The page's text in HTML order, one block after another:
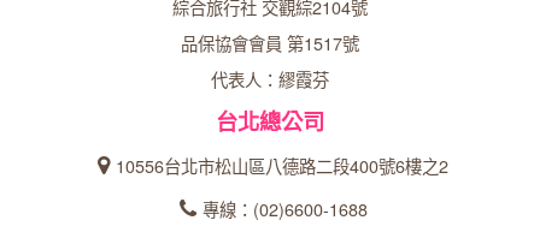
綜合旅行社 交觀綜2104號
品保協會會員 第1517號
代表人：繆霞芬
台北總公司
10556台北市松山區八德路二段400號6樓之2
專線：(02)6600-1688